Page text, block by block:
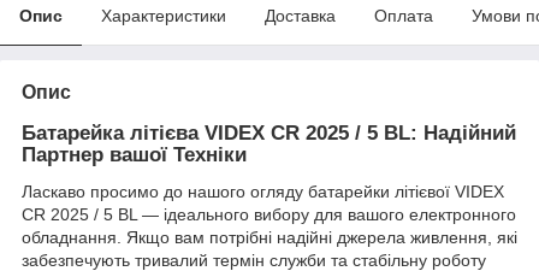
Опис Характеристики Доставка Оплата Умови
Опис
Батарейка літієва VIDEX CR 2025 / 5 BL: Надійний
Партнер вашої Техніки
Ласкаво просимо до нашого огляду батарейки літієвої VIDEX
CR 2025 / 5 BL — ідеального вибору для вашого електронного
обладнання. Якщо вам потрібні надійні джерела живлення, які
забезпечують тривалий термін служби та стабільну роботу